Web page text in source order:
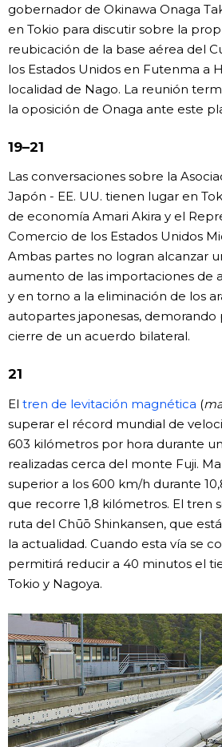
gobernador de Okinawa Onaga
en Tokio para discutir sobre la
reubicación de la base aérea del
los Estados Unidos en Futenma a
localidad de Nago. La reunión
la oposición de Onaga ante este
19–21
Las conversaciones sobre la
Japón - EE. UU. tienen lugar en
de economía Amari Akira y el
Comercio de los Estados Unidos
Ambas partes no logran alcanzar
aumento de las importaciones de
y en torno a la eliminación de los
autopartes japonesas,
cierre de un acuerdo bilateral.
21
El tren de levitación magnética (
superar el récord mundial de
603 kilómetros por hora durante
realizadas cerca del monte Fuji.
superior a los 600 km/h durante
que recorre 1,8 kilómetros. El tren
ruta del Chūō Shinkansen, que
la actualidad. Cuando esta vía se
permitirá reducir a 40 minutos el
Tokio y Nagoya.